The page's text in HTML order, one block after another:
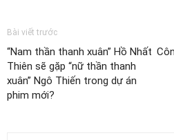
Bài viết trước
“Nam thần thanh xuân” Hồ Nhất
Thiên sẽ gặp “nữ thần thanh
xuân” Ngô Thiến trong dự án
phim mới?